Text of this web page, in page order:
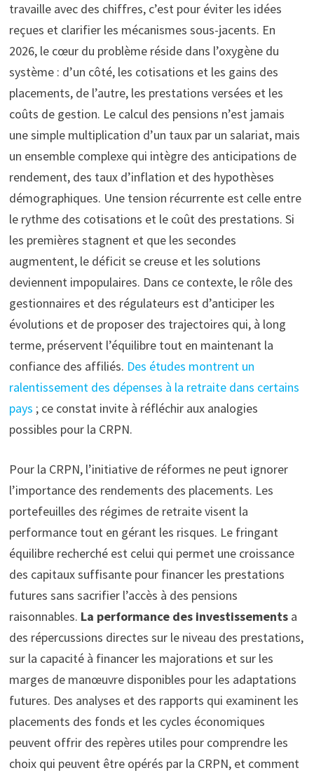
travaille avec des chiffres, c’est pour éviter les idées
reçues et clarifier les mécanismes sous-jacents. En
2026, le cœur du problème réside dans l’oxygène du
système : d’un côté, les cotisations et les gains des
placements, de l’autre, les prestations versées et les
coûts de gestion. Le calcul des pensions n’est jamais
une simple multiplication d’un taux par un salariat, mais
un ensemble complexe qui intègre des anticipations de
rendement, des taux d’inflation et des hypothèses
démographiques. Une tension récurrente est celle entre
le rythme des cotisations et le coût des prestations. Si
les premières stagnent et que les secondes
augmentent, le déficit se creuse et les solutions
deviennent impopulaires. Dans ce contexte, le rôle des
gestionnaires et des régulateurs est d’anticiper les
évolutions et de proposer des trajectoires qui, à long
terme, préservent l’équilibre tout en maintenant la
confiance des affiliés. Des études montrent un
ralentissement des dépenses à la retraite dans certains
pays ; ce constat invite à réfléchir aux analogies
possibles pour la CRPN.
Pour la CRPN, l’initiative de réformes ne peut ignorer
l’importance des rendements des placements. Les
portefeuilles des régimes de retraite visent la
performance tout en gérant les risques. Le fringant
équilibre recherché est celui qui permet une croissance
des capitaux suffisante pour financer les prestations
futures sans sacrifier l’accès à des pensions
raisonnables. La performance des investissementsa
des répercussions directes sur le niveau des prestations,
sur la capacité à financer les majorations et sur les
marges de manœuvre disponibles pour les adaptations
futures. Des analyses et des rapports qui examinent les
placements des fonds et les cycles économiques
peuvent offrir des repères utiles pour comprendre les
choix qui peuvent être opérés par la CRPN, et comment